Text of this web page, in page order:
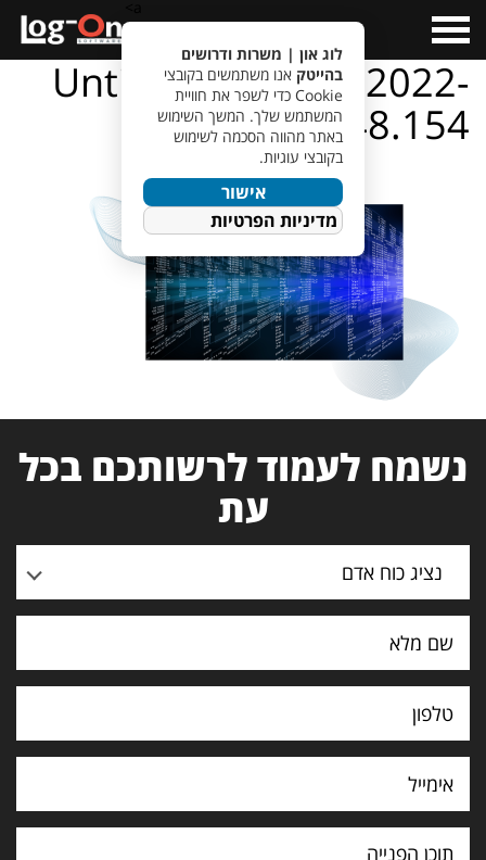
Menu
Untitled design – 2022-
03-22T131548.154
נשמח לעמוד לרשותכם בכל
עת
נציג כוח אדם
תוכן
הפנייה
לוג און | משרות ודרושים
בהייטק אנו משתמשים בקובצי
Cookie כדי לשפר את חוויית
המשתמש שלך. המשך השימוש
באתר מהווה הסכמה לשימוש
בקובצי עוגיות.
אישור
מדיניות הפרטיות